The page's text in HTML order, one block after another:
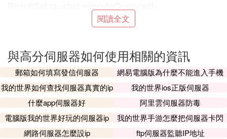
您的第一個欄位內容為：＜％=rs.getString(1)％＞
＜％}％＞
＜％out.print("資料庫操作成功，恭喜你");％＞
＜％rs.close();
stmt.close();
conn.close();
％＞
＜/body＞
閱讀全文
與高分伺服器如何使用相關的資訊
郵箱如何填寫發信伺服器
網易電腦版為什麼不能進入手機
伺服器
我的世界如何查找伺服器真實的ip
我的世界ios正版伺服器
什麼app伺服器好
阿里雲伺服器防毒
電腦版我的世界好玩的伺服器ip
我的世界手游怎麼把伺服器卡閃
退
網路伺服器怎麼設ip ftp伺服器監聽IP地址